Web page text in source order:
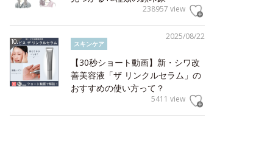
238957 view
2025/08/22
スキンケア
【30秒ショート動画】新・シワ改
善美容液「ザ リンクルセラム」の
おすすめの使い方って？
5411 view